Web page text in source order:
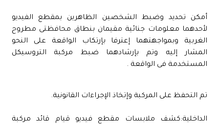
أمكن تحديد وضبط الشخصين الظاهرين بمقطع الفيديو
لأحدهما معلومات جنائية مقيمان بنطاق محافظتى مطروح
الغربية وبمواجهتهما إعترفا بإرتكاب الواقعة على النحو
المشار إليه وتم بإرشادهما ضبط مركبة التروسيكل
المستخدمة فى الواقعة .
تم التحفظ على المركبة وإتخاذ الإجراءات القانونية.
الداخلية:كشف ملابسات مقطع فيديو قيام قائد مركبة